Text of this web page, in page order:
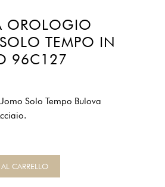
OROLOGIO
TEMPO IN
96C127
Solo Tempo Bulova
CARRELLO